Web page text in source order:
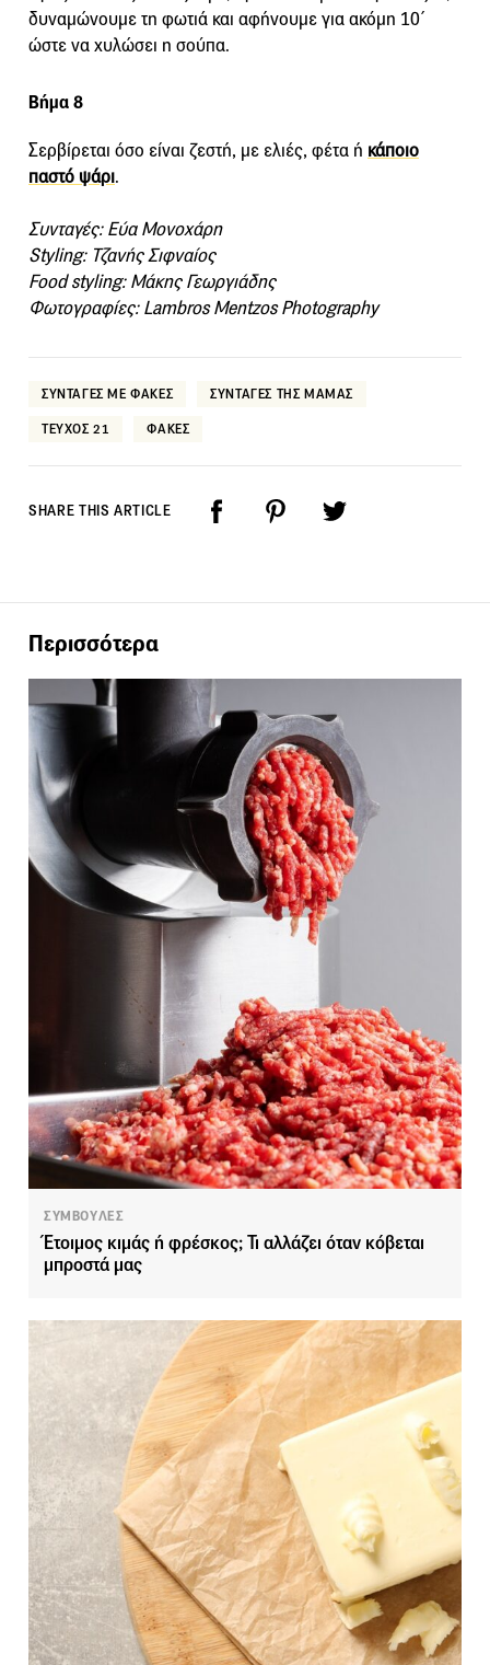
δυναμώνουμε τη φωτιά και αφήνουμε για ακόμη 10΄
ώστε να χυλώσει η σούπα.
Βήμα 8
Σερβίρεται όσο είναι ζεστή, με ελιές, φέτα ή κάποιο
παστό ψάρι.
Συνταγές: Εύα Μονοχάρη
Styling: Τζανής Σιφναίος
Food styling: Μάκης Γεωργιάδης
Φωτογραφίες: Lambros Mentzos Photography
ΣΥΝΤΑΓΕΣ ΜΕ ΦΑΚΕΣ ΣΥΝΤΑΓΕΣ ΤΗΣ ΜΑΜΑΣ
ΤΕΥΧΟΣ 21 ΦΑΚΕΣ
SHARE THIS ARTICLE
Περισσότερα
ΣΥΜΒΟΥΛΕΣ
Έτοιμος κιμάς ή φρέσκος; Τι αλλάζει όταν κόβεται
μπροστά μας